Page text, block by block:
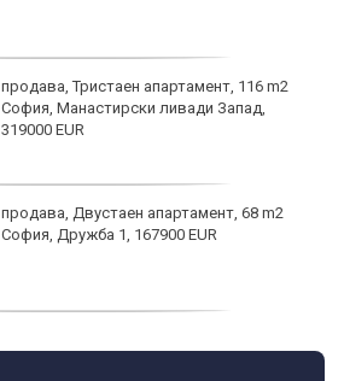
продава, Тристаен апартамент, 116 m2
София, Манастирски ливади Запад,
319000 EUR
продава, Двустаен апартамент, 68 m2
София, Дружба 1, 167900 EUR